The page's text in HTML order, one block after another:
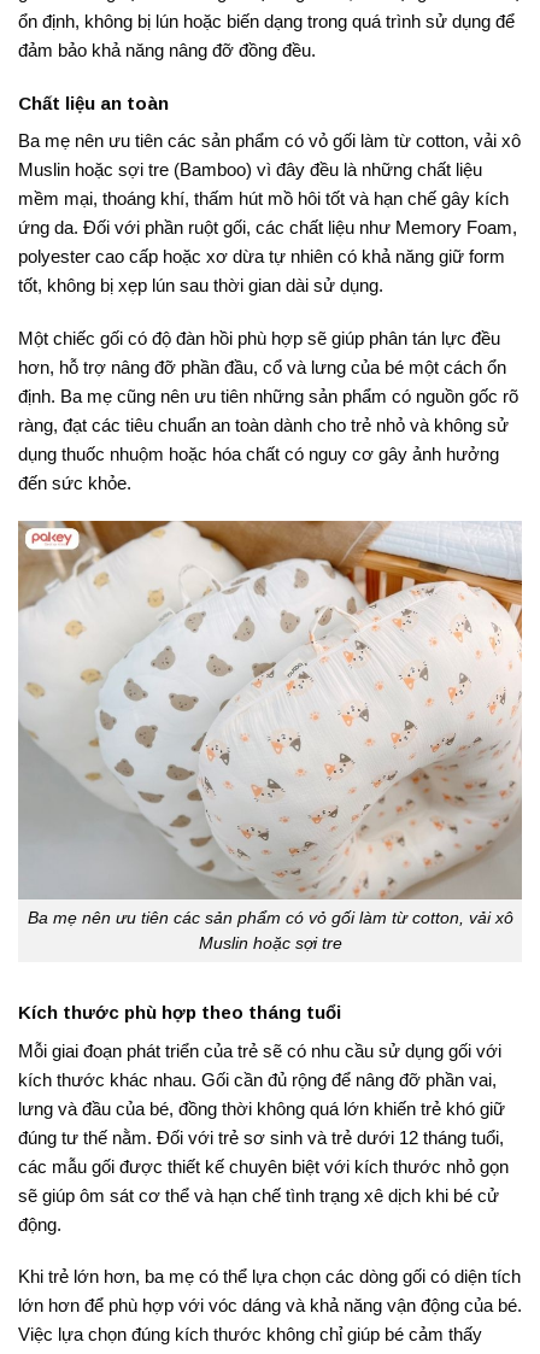
ổn định, không bị lún hoặc biến dạng trong quá trình sử dụng để
đảm bảo khả năng nâng đỡ đồng đều.
Chất liệu an toàn
Ba mẹ nên ưu tiên các sản phẩm có vỏ gối làm từ cotton, vải xô
Muslin hoặc sợi tre (Bamboo) vì đây đều là những chất liệu
mềm mại, thoáng khí, thấm hút mồ hôi tốt và hạn chế gây kích
ứng da. Đối với phần ruột gối, các chất liệu như Memory Foam,
polyester cao cấp hoặc xơ dừa tự nhiên có khả năng giữ form
tốt, không bị xẹp lún sau thời gian dài sử dụng.
Một chiếc gối có độ đàn hồi phù hợp sẽ giúp phân tán lực đều
hơn, hỗ trợ nâng đỡ phần đầu, cổ và lưng của bé một cách ổn
định. Ba mẹ cũng nên ưu tiên những sản phẩm có nguồn gốc rõ
ràng, đạt các tiêu chuẩn an toàn dành cho trẻ nhỏ và không sử
dụng thuốc nhuộm hoặc hóa chất có nguy cơ gây ảnh hưởng
đến sức khỏe.
Ba mẹ nên ưu tiên các sản phẩm có vỏ gối làm từ cotton, vải xô
Muslin hoặc sợi tre
Kích thước phù hợp theo tháng tuổi
Mỗi giai đoạn phát triển của trẻ sẽ có nhu cầu sử dụng gối với
kích thước khác nhau. Gối cần đủ rộng để nâng đỡ phần vai,
lưng và đầu của bé, đồng thời không quá lớn khiến trẻ khó giữ
đúng tư thế nằm. Đối với trẻ sơ sinh và trẻ dưới 12 tháng tuổi,
các mẫu gối được thiết kế chuyên biệt với kích thước nhỏ gọn
sẽ giúp ôm sát cơ thể và hạn chế tình trạng xê dịch khi bé cử
động.
Khi trẻ lớn hơn, ba mẹ có thể lựa chọn các dòng gối có diện tích
lớn hơn để phù hợp với vóc dáng và khả năng vận động của bé.
Việc lựa chọn đúng kích thước không chỉ giúp bé cảm thấy